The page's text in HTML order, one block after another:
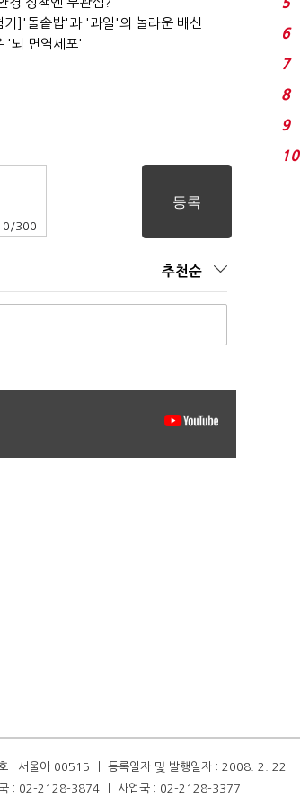
기]'돌솥밥'과 '과일'의 놀라운 배신
'뇌 면역세포'
0 /300
추천순
6
7
8
9
10
: 서울아 00515 ㅣ 등록일자 및 발행일자 : 2008. 2. 22
국 : 02-2128-3874 ㅣ 사업국 : 02-2128-3377